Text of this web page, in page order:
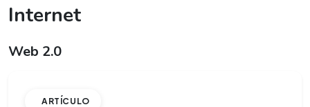
Internet
Web 2.0
ARTÍCULO